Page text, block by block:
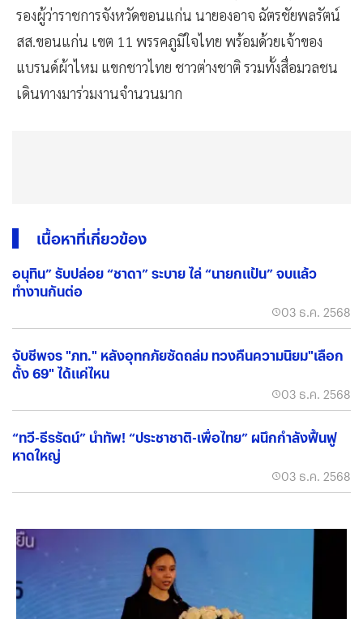
รองผู้ว่าราชการจังหวัดขอนแก่น นายองอาจ ฉัตรชัยพลรัตน์
สส.ขอนแก่น เขต 11 พรรคภูมิใจไทย พร้อมด้วยเจ้าของ
แบรนด์ผ้าไหม แขกชาวไทย ชาวต่างชาติ รวมทั้งสื่อมวลชน
เดินทางมาร่วมงานจำนวนมาก
เนื้อหาที่เกี่ยวข้อง
อนุทิน” รับปล่อย “ชาดา” ระบาย ไล่ “นายกแป้น” จบแล้ว
ทำงานกันต่อ
03 ธ.ค. 2568
จับชีพจร "ภท." หลังอุทกภัยซัดถล่ม ทวงคืนความนิยม"เลือก
ตั้ง 69" ได้แค่ไหน
03 ธ.ค. 2568
“ทวี-ธีรรัตน์” นำทัพ! “ประชาชาติ-เพื่อไทย” ผนึกกำลังฟื้นฟู
หาดใหญ่
03 ธ.ค. 2568